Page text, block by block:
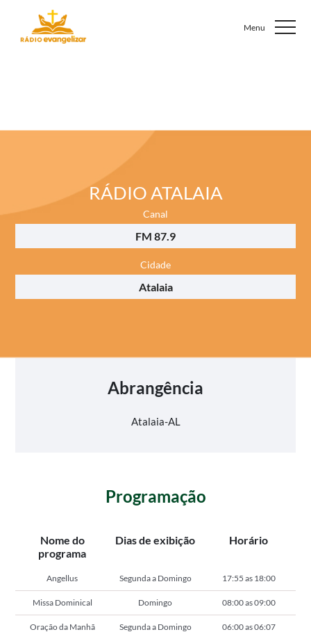
RÁDIO ATALAIA
Canal
FM 87.9
Cidade
Atalaia
Abrangência
Atalaia-AL
Programação
Nome do
programa
Dias de exibição Horário
Angellus Segunda a Domingo 17:55 as 18:00
Missa Dominical Domingo 08:00 as 09:00
Oração da Manhã Segunda a Domingo 06:00 as 06:07